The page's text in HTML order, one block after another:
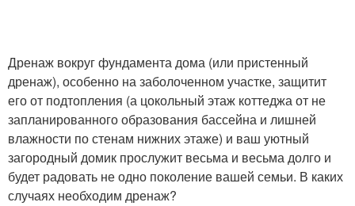
Дренаж вокруг фундамента дома (или пристенный
дренаж), особенно на заболоченном участке, защитит
его от подтопления (а цокольный этаж коттеджа от не
запланированного образования бассейна и лишней
влажности по стенам нижних этаже) и ваш уютный
загородный домик прослужит весьма и весьма долго и
будет радовать не одно поколение вашей семьи. В каких
случаях необходим дренаж?